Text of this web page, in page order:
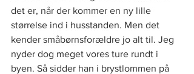
det er, når der kommer en ny lille
størrelse ind i husstanden. Men det
kender småbørnsforældre jo alt til. Jeg
nyder dog meget vores ture rundt i
byen. Så sidder han i brystlommen på